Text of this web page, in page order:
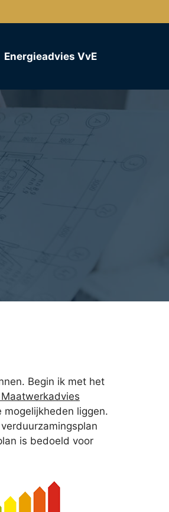
Energieadvies VvE
Begin ik met het
liggen.
is bedoeld voor